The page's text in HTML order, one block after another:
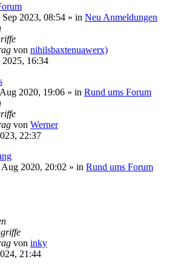
2023, 08:54 » in Neu Anmeldungen
von nihilsbaxtenuawerx)
16:34
2020, 19:06 » in Rund ums Forum
von Werner
22:37
Aug 2020, 20:02 » in Rund ums Forum
von inky
21:44